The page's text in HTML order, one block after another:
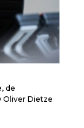
de
Oliver Dietze